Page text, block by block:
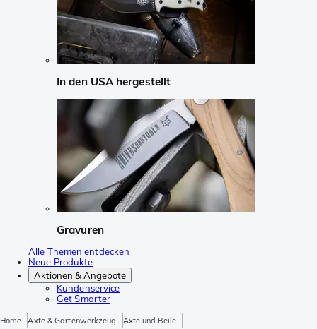
In den USA hergestellt
Gravuren
Alle Themen entdecken
Neue Produkte
Aktionen & Angebote
Kundenservice
Get Smarter
Home Äxte & Gartenwerkzeug
Äxte und Beile